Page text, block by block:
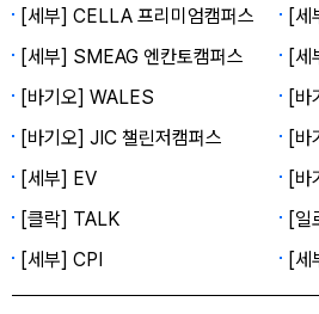
[세부] CELLA 프리미엄캠퍼스
[세
[세부] SMEAG 엔칸토캠퍼스
[세
[바기오] WALES
[바
[바기오] JIC 챌린저캠퍼스
[바
[세부] EV
[바
[클락] TALK
[일
[세부] CPI
[세